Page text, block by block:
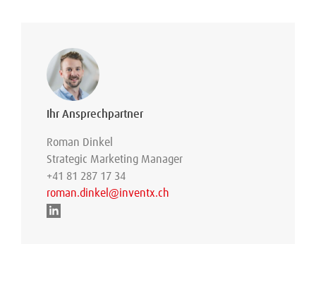
Ihr Ansprechpartner
Roman Dinkel
Strategic Marketing Manager
+41 81 287 17 34
roman.dinkel@inventx.ch